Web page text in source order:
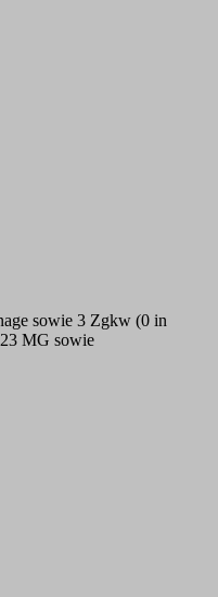
sowie 3 Zgkw (0 in
MG sowie